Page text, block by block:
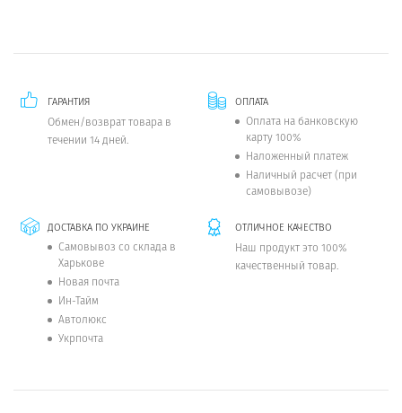
ГАРАНТИЯ
Обмен/возврат товара в
течении 14 дней.
ОПЛАТА
Оплата на банковскую
карту 100%
Наложенный платеж
Наличный расчет (при
самовывозе)
ДОСТАВКА ПО УКРАИНЕ
Самовывоз со склада в
Харькове
Новая почта
Ин-Тайм
Автолюкс
Укрпочта
ОТЛИЧНОЕ КАЧЕСТВО
Наш продукт это 100%
качественный товар.